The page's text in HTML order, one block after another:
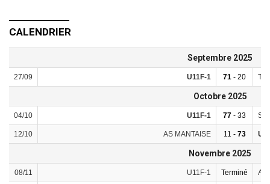
CALENDRIER
Septembre 2025
27/09 U11F-1 71 - 20
Octobre 2025
04/10 U11F-1 77 - 33 SO
12/10 AS MANTAISE 11 - 73
Novembre 2025
08/11 U11F-1 Terminé AS